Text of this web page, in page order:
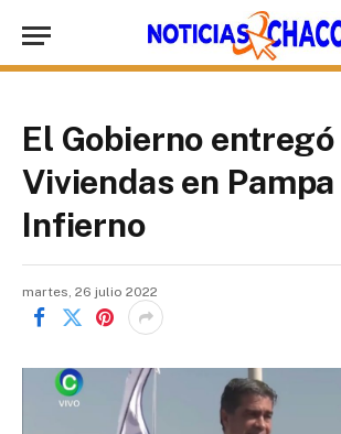
El Gobierno
Viviendas en
Infierno
martes, 26 julio 2022